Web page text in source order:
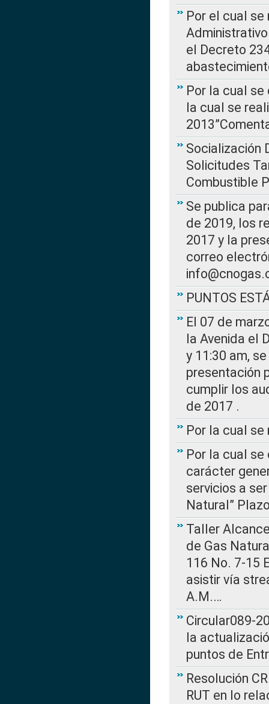
Por el cual
el Decreto
Por la cual se
la cual se
Socialización
Solicitudes
Combustible
Se publica
de 2019, los
2017 y la
correo
PUNTOS
El 07 de
la Avenida el
y 11:30 am,
presentación
cumplir los
de 2017 .
Por la cual se
Por la cual
carácter
servicios a
Natural”
Taller
de Gas
116 No. 7-15
asistir vía
A.M.…
Circular089-
la
puntos de
Resolución
RUT en lo